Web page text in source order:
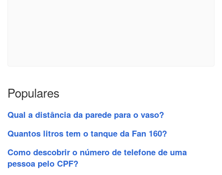
Populares
Qual a distância da parede para o vaso?
Quantos litros tem o tanque da Fan 160?
Como descobrir o número de telefone de uma
pessoa pelo CPF?